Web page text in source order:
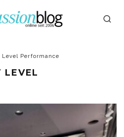
Performance
LEVEL